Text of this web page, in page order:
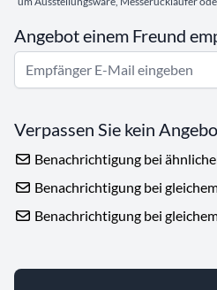
Angebot einem Freund
Verpassen Sie kein
Benachrichtigung bei
Benachrichtigung bei
Benachrichtigung bei